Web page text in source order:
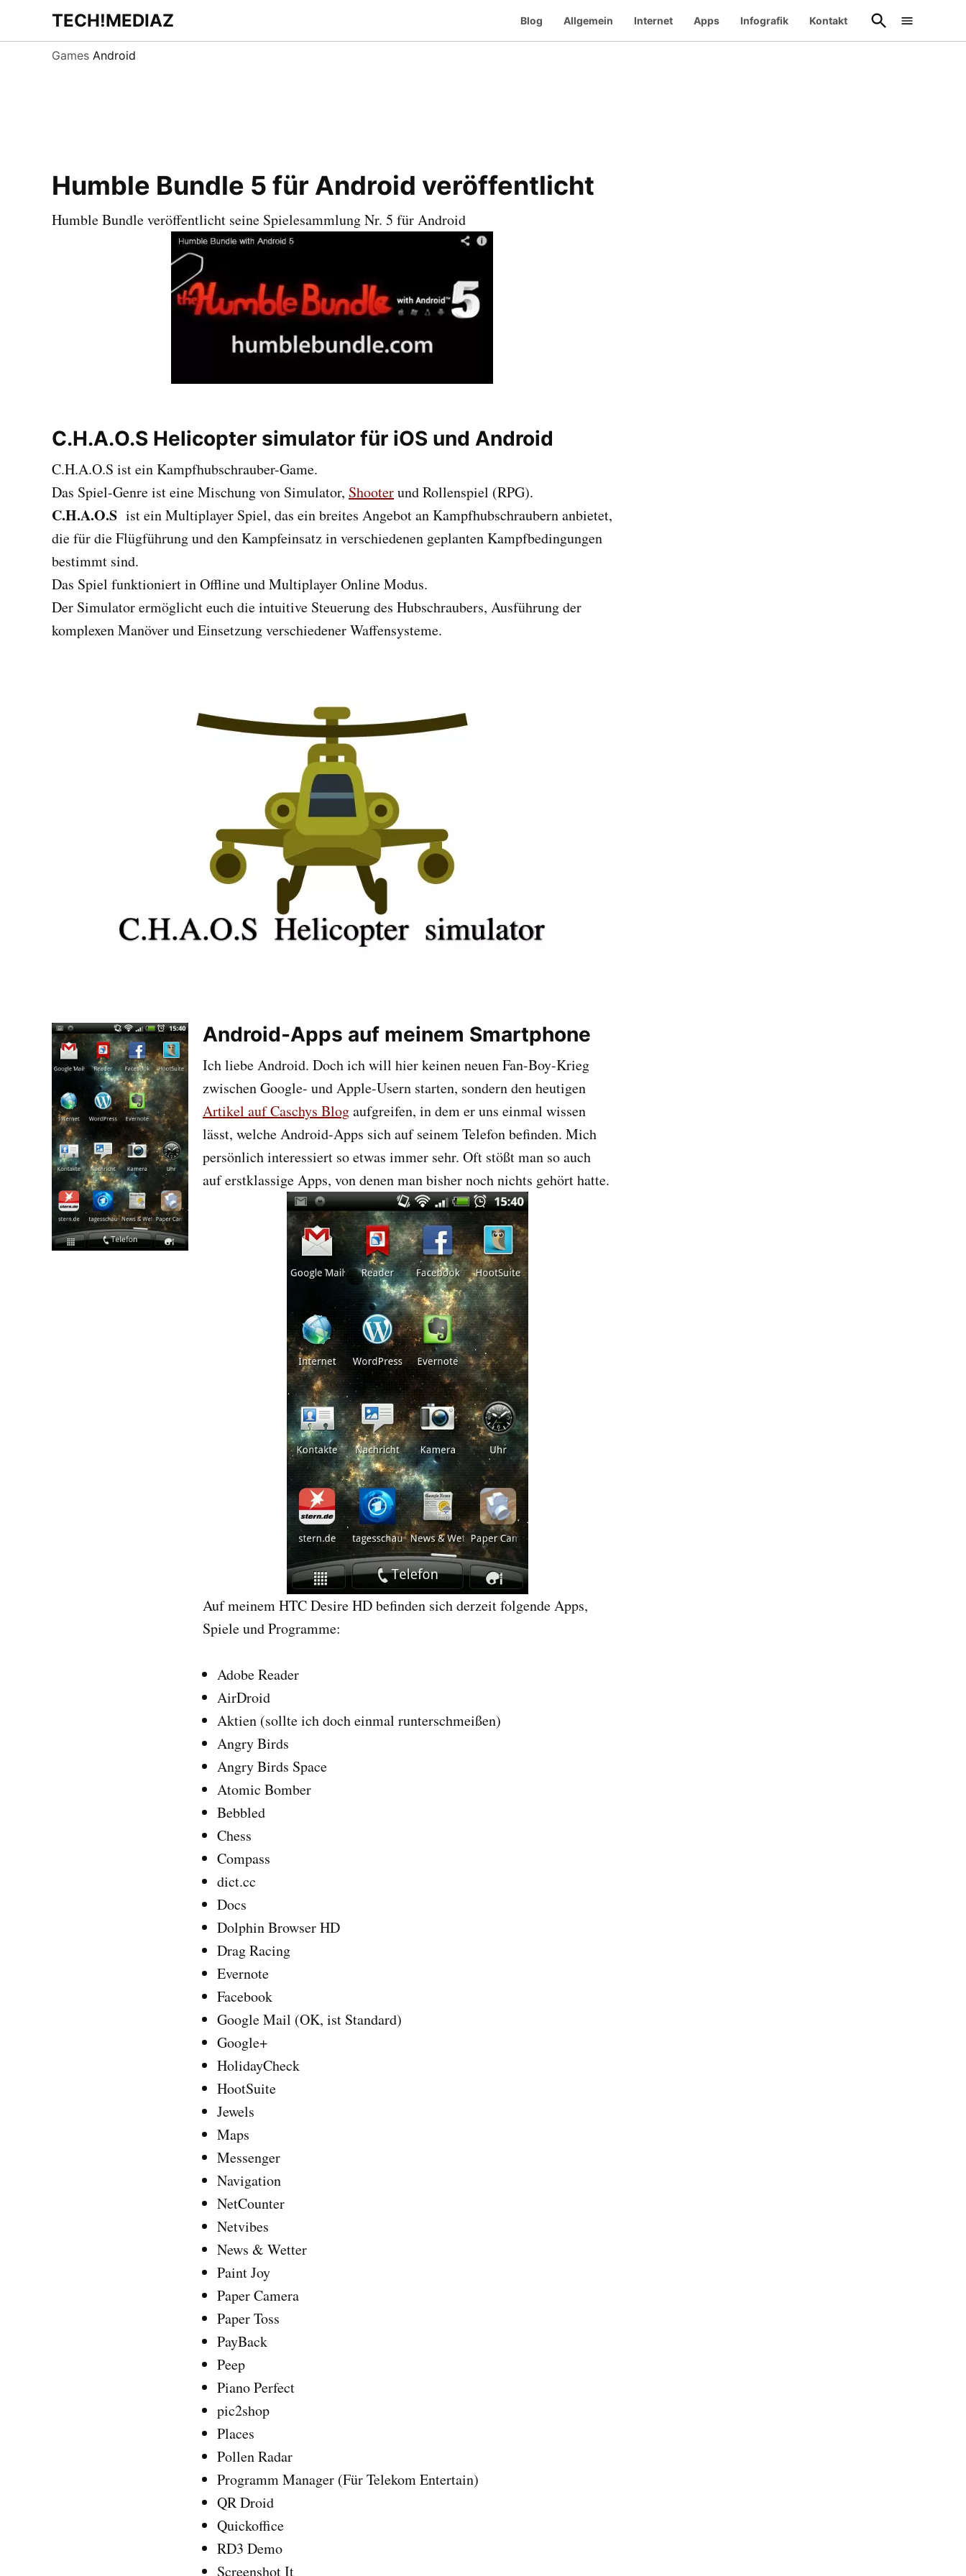
TECH!MEDIAZ
Dein Internet &
Technologie
Blog
Blog Allgemein Internet Apps Infografik Kontakt
Suche
öffnen
Games Android
Humble Bundle 5 für Android veröffentlicht
Humble Bundle veröffentlicht seine Spielesammlung Nr. 5 für Android
C.H.A.O.S Helicopter simulator für iOS und Android
C.H.A.O.S ist ein Kampfhubschrauber-Game.
Das Spiel-Genre ist eine Mischung von Simulator, Shooterund Rollenspiel (RPG).
C.H.A.O.S ist ein Multiplayer Spiel, das ein breites Angebot an Kampfhubschraubern anbietet,
die für die Flügführung und den Kampfeinsatz in verschiedenen geplanten Kampfbedingungen
bestimmt sind.
Das Spiel funktioniert in Offline und Multiplayer Online Modus.
Der Simulator ermöglicht euch die intuitive Steuerung des Hubschraubers, Ausführung der
komplexen Manöver und Einsetzung verschiedener Waffensysteme.
Android-Apps auf meinem Smartphone
Ich liebe Android. Doch ich will hier keinen neuen Fan-Boy-Krieg
zwischen Google- und Apple-Usern starten, sondern den heutigen
Artikel auf Caschys Blogaufgreifen, in dem er uns einmal wissen
lässt, welche Android-Apps sich auf seinem Telefon befinden. Mich
persönlich interessiert so etwas immer sehr. Oft stößt man so auch
auf erstklassige Apps, von denen man bisher noch nichts gehört hatte.
Auf meinem HTC Desire HD befinden sich derzeit folgende Apps,
Spiele und Programme:
Adobe Reader
AirDroid
Aktien (sollte ich doch einmal runterschmeißen)
Angry Birds
Angry Birds Space
Atomic Bomber
Bebbled
Chess
Compass
dict.cc
Docs
Dolphin Browser HD
Drag Racing
Evernote
Facebook
Google Mail (OK, ist Standard)
Google+
HolidayCheck
HootSuite
Jewels
Maps
Messenger
Navigation
NetCounter
Netvibes
News & Wetter
Paint Joy
Paper Camera
Paper Toss
PayBack
Peep
Piano Perfect
pic2shop
Places
Pollen Radar
Programm Manager (Für Telekom Entertain)
QR Droid
Quickoffice
RD3 Demo
Screenshot It